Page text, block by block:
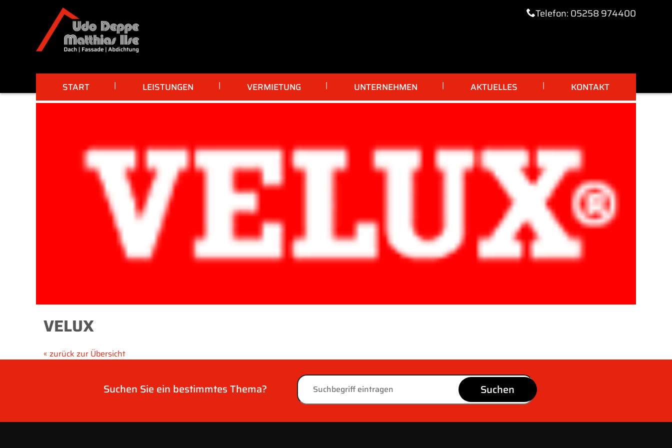
Telefon: 05258 974400
START LEISTUNGEN VERMIETUNG UNTERNEHMEN AKTUELLES KONTAKT
VELUX
« zurück zur Übersicht
Suchen Sie ein bestimmtes Thema? Suchen